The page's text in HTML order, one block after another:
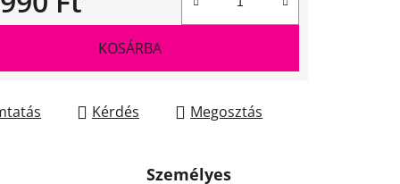
KOSÁRBA
Kérdés Megosztás
Személyes